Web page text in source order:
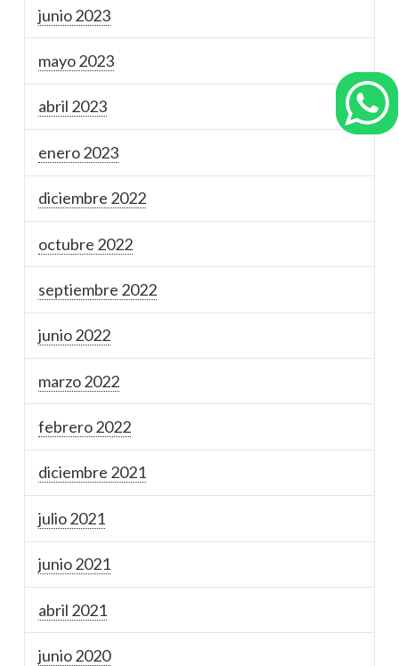
junio 2023
mayo 2023
abril 2023
enero 2023
diciembre 2022
octubre 2022
septiembre 2022
junio 2022
marzo 2022
febrero 2022
diciembre 2021
julio 2021
junio 2021
abril 2021
junio 2020